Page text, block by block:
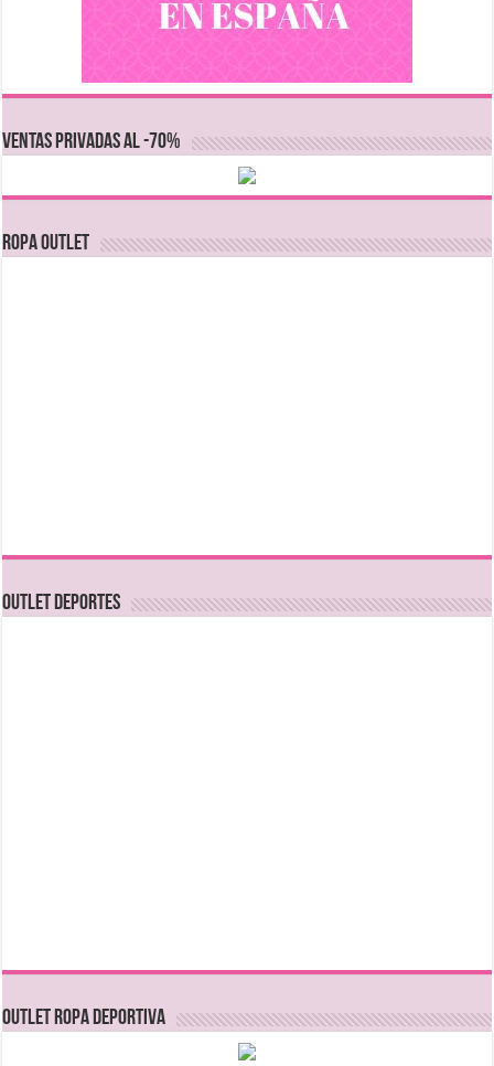
VENTAS PRIVADAS AL -70%
Ropa Outlet
OUTLET DEPORTES
OUTLET ROPA DEPORTIVA